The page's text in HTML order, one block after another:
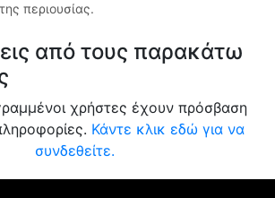
περιουσίας.
από τους παρακάτω
χρήστες έχουν πρόσβαση
Κάντε κλικ εδώ για να
συνδεθείτε.